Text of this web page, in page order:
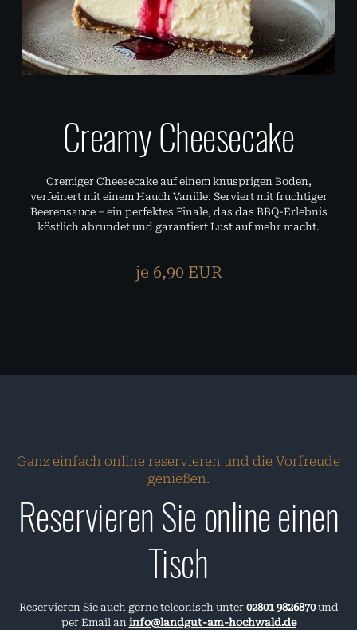
Creamy Cheesecake
Cremiger Cheesecake auf einem knusprigen Boden,
verfeinert mit einem Hauch Vanille. Serviert mit fruchtiger
Beerensauce – ein perfektes Finale, das das BBQ-Erlebnis
köstlich abrundet und garantiert Lust auf mehr macht.
je 6,90 EUR
Ganz einfach online reservieren und die Vorfreude
genießen.
Reservieren Sie online einen
Tisch
Reservieren Sie auch gerne teleonisch unter 02801 9826870und
per Email an info@landgut-am-hochwald.de